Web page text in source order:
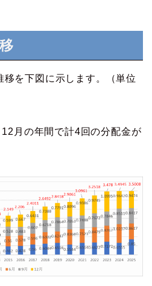
を下図に示します。（単位
月の年間で計4回の分配金が